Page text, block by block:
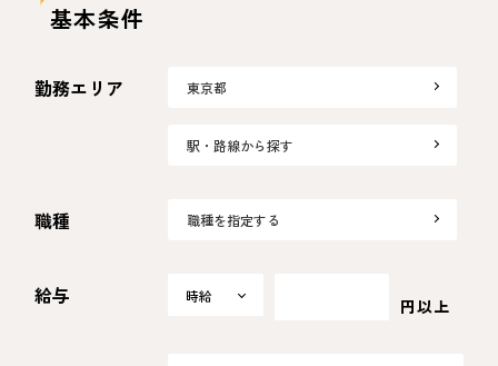
基本条件
勤務エリア 東京都
駅・路線から探す
職種 職種を指定する
給与 時給
時給
円以上